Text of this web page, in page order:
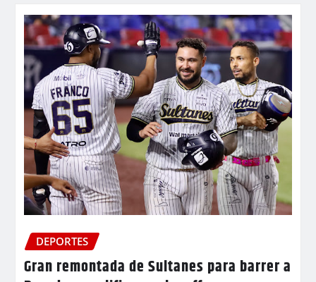
DEPORTES
Gran remontada de Sultanes para barrer a